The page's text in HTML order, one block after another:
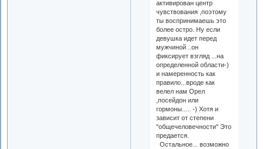
активирован центр
чувствования ,поэтому
ты воспринимаешь это
более остро. Ну если
девушка идет перед
мужчиной ..он
фиксирует взгляд ...на
определенной области-)
и намеренность как
правило...вроде как
велел нам Орел
,посейдон или
гормоны..... -) Хотя и
зависит от степени
"общечеловечности" Это
предается.
Остальное... возможно